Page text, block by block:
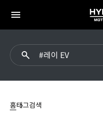
전체
홈태그검색